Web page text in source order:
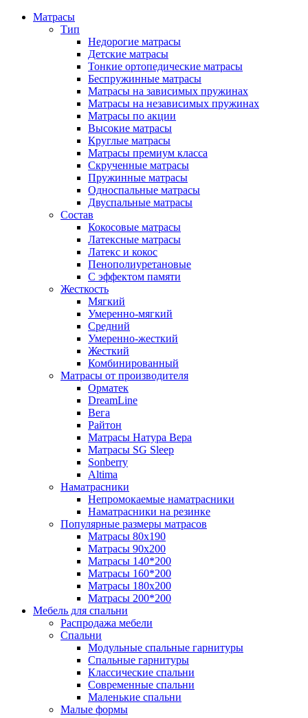
Матрасы
Тип
Недорогие матрасы
Детские матрасы
Тонкие ортопедические матрасы
Беспружинные матрасы
Матрасы на зависимых пружинах
Матрасы на независимых пружинах
Матрасы по акции
Высокие матрасы
Круглые матрасы
Матрасы премиум класса
Скрученные матрасы
Пружинные матрасы
Односпальные матрасы
Двуспальные матрасы
Состав
Кокосовые матрасы
Латексные матрасы
Латекс и кокос
Пенополиуретановые
С эффектом памяти
Жесткость
Мягкий
Умеренно-мягкий
Средний
Умеренно-жесткий
Жесткий
Комбинированный
Матрасы от производителя
Орматек
DreamLine
Вега
Райтон
Матрасы Натура Вера
Матрасы SG Sleep
Sonberry
Altima
Наматрасники
Непромокаемые наматрасники
Наматрасники на резинке
Популярные размеры матрасов
Матрасы 80x190
Матрасы 90x200
Матрасы 140*200
Матрасы 160*200
Матрасы 180x200
Матрасы 200*200
Мебель для спальни
Распродажа мебели
Спальни
Модульные спальные гарнитуры
Спальные гарнитуры
Классические спальни
Современные спальни
Маленькие спальни
Малые формы